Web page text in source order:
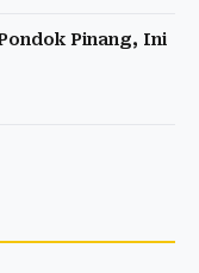
Pinang, Ini